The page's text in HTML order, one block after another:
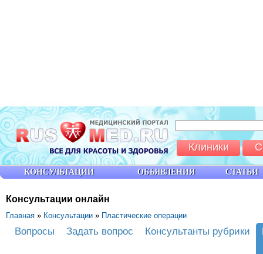
Консультации онлайн
Главная » Консультации » Пластические операции
Вопросы Задать вопрос Консультанты рубрики
КОНСУЛЬТАЦИИ ОБЪЯВЛЕНИЯ СТАТЬИ
Клиники